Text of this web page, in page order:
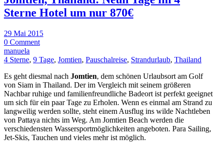
Sterne Hotel um nur 870€
29 Mai 2015
0 Comment
manuela
4 Sterne, 9 Tage, Jomtien, Pauschalreise, Strandurlaub, Thailand
Es geht diesmal nach Jomtien, dem schönen Urlaubsort am Golf
von Siam in Thailand. Der im Vergleich mit seinem größeren
Nachbar ruhige und familienfreundliche Badeort ist perfekt geeignet
um sich für ein paar Tage zu Erholen. Wenn es einmal am Strand zu
langweilig werden sollte, steht einem Ausflug ins wilde Nachtleben
von Pattaya nichts im Weg. Am Jomtien Beach werden die
verschiedensten Wassersportmöglichkeiten angeboten. Para Sailing,
Jet-Skis, Tauchen und vieles mehr ist möglich.